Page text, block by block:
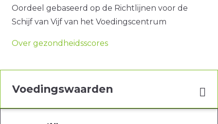
Oordeel gebaseerd op de Richtlijnen voor de
Schijf van Vijf van het Voedingscentrum
Over gezondheidsscores
Voedingswaarden